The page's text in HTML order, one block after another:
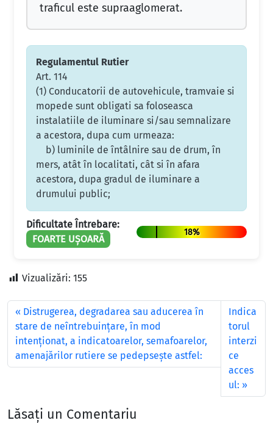
traficul este supraaglomerat.
Regulamentul Rutier
Art. 114
(1) Conducatorii de autovehicule, tramvaie si
mopede sunt obligati sa foloseasca
instalatiile de iluminare si/sau semnalizare
a acestora, dupa cum urmeaza:
b) luminile de întâlnire sau de drum, în
mers, atât în localitati, cât si în afara
acestora, dupa gradul de iluminare a
drumului public;
Dificultate Întrebare:
FOARTE UȘOARĂ
18%
Vizualizări: 155
Distrugerea, degradarea sau aducerea în
stare de neîntrebuințare, în mod
intenționat, a indicatoarelor, semafoarelor,
amenajărilor rutiere se pedepsește astfel:
Indica
torul
interzi
ce
acces
ul:
Lăsați un Comentariu